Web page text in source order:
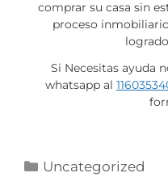
comprar su casa sin
proceso
Si Necesitas ayuda
whatsapp al
Uncategorized